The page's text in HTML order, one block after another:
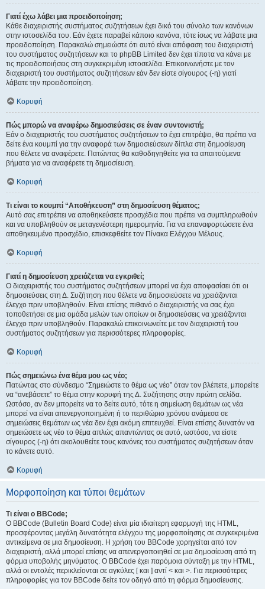
Γιατί έχω λάβει μια προειδοποίηση;
Κάθε διαχειριστής συστήματος συζητήσεων έχει δικό του σύνολο των κανόνων
στην ιστοσελίδα του. Εάν έχετε παραβεί κάποιο κανόνα, τότε ίσως να λάβατε μια
προειδοποίηση. Παρακαλώ σημειώστε ότι αυτό είναι απόφαση του διαχειριστή
του συστήματος συζητήσεων και το phpBB Limited δεν έχει τίποτα να κάνει με
τις προειδοποιήσεις στη συγκεκριμένη ιστοσελίδα. Επικοινωνήστε με τον
διαχειριστή του συστήματος συζητήσεων εάν δεν είστε σίγουρος (-η) γιατί
λάβατε την προειδοποίηση.
Κορυφή
Πώς μπορώ να αναφέρω δημοσιεύσεις σε έναν συντονιστή;
Εάν ο διαχειριστής του συστήματος συζητήσεων το έχει επιτρέψει, θα πρέπει να
δείτε ένα κουμπί για την αναφορά των δημοσιεύσεων δίπλα στη δημοσίευση
που θέλετε να αναφέρετε. Πατώντας θα καθοδηγηθείτε για τα απαιτούμενα
βήματα για να αναφέρετε τη δημοσίευση.
Κορυφή
Τι είναι το κουμπί “Αποθήκευση” στη δημοσίευση θέματος;
Αυτό σας επιτρέπει να αποθηκεύσετε προσχέδια που πρέπει να συμπληρωθούν
και να υποβληθούν σε μεταγενέστερη ημερομηνία. Για να επαναφορτώσετε ένα
αποθηκευμένο προσχέδιο, επισκεφθείτε τον Πίνακα Ελέγχου Μέλους.
Κορυφή
Γιατί η δημοσίευση χρειάζεται να εγκριθεί;
Ο διαχειριστής του συστήματος συζητήσεων μπορεί να έχει αποφασίσει ότι οι
δημοσιεύσεις στη Δ. Συζήτηση που θέλετε να δημοσιεύσετε να χρειάζονται
έλεγχο πριν υποβληθούν. Είναι επίσης πιθανό ο διαχειριστής να σας έχει
τοποθετήσει σε μια ομάδα μελών των οποίων οι δημοσιεύσεις να χρειάζονται
έλεγχο πριν υποβληθούν. Παρακαλώ επικοινωνείτε με τον διαχειριστή του
συστήματος συζητήσεων για περισσότερες πληροφορίες.
Κορυφή
Πώς σημειώνω ένα θέμα μου ως νέο;
Πατώντας στο σύνδεσμο “Σημειώστε το θέμα ως νέο” όταν τον βλέπετε, μπορείτε
να “ανεβάσετε” το θέμα στην κορυφή της Δ. Συζήτησης στην πρώτη σελίδα.
Ωστόσο, αν δεν μπορείτε να το δείτε αυτό, τότε η σημείωση θεμάτων ως νέα
μπορεί να είναι απενεργοποιημένη ή το περιθώριο χρόνου ανάμεσα σε
σημειώσεις θεμάτων ως νέα δεν έχει ακόμη επιτευχθεί. Είναι επίσης δυνατόν να
σημειώσετε ως νέο το θέμα απλώς απαντώντας σε αυτό, ωστόσο, να είστε
σίγουρος (-η) ότι ακολουθείτε τους κανόνες του συστήματος συζητήσεων όταν
το κάνετε αυτό.
Κορυφή
Μορφοποίηση και τύποι θεμάτων
Τι είναι ο BBCode;
Ο BBCode (Bulletin Board Code) είναι μία ιδιαίτερη εφαρμογή της HTML,
προσφέροντας μεγάλη δυνατότητα ελέγχου της μορφοποίησης σε συγκεκριμένα
αντικείμενα σε μια δημοσίευση. Η χρήση του BBCode χορηγείται από τον
διαχειριστή, αλλά μπορεί επίσης να απενεργοποιηθεί σε μια δημοσίευση από τη
φόρμα υποβολής μηνύματος. Ο BBCode έχει παρόμοια σύνταξη με την HTML,
αλλά οι εντολές περικλείονται σε αγκύλες [ και ] αντί < και >. Για περισσότερες
πληροφορίες για τον BBCode δείτε τον οδηγό από τη φόρμα δημοσίευσης.